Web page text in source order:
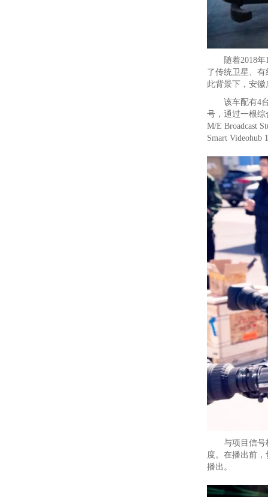
随着2018
了传统卫星、
此背景下，安
该车配有4
号，通过一根综
M/E Broadcast
Smart Videohub
与项目信号
度。在播出前，
播出。